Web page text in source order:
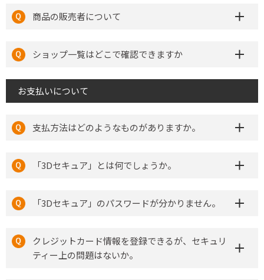
商品の販売者について
ショップ一覧はどこで確認できますか
お支払いについて
支払方法はどのようなものがありますか。
「3Dセキュア」とは何でしょうか。
「3Dセキュア」のパスワードが分かりません。
クレジットカード情報を登録できるが、セキュリ
ティー上の問題はないか。